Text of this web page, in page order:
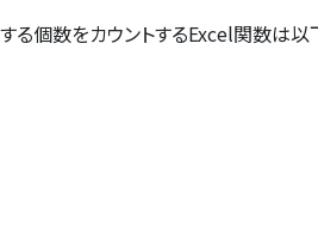
個数をカウントするExcel関数は以